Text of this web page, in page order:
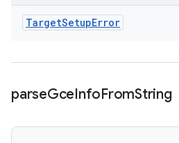
TargetSetupError
parseGceInfoFromString